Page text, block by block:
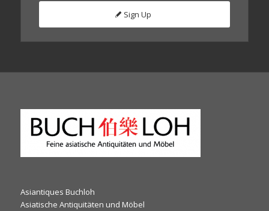
Sign Up
Asiantiques Buchloh
Asiatische Antiquitäten und Möbel